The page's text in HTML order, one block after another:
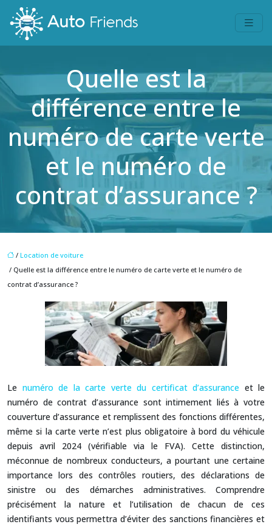
Quelle est la
différence entre le
numéro de carte verte
et le numéro de
contrat d’assurance ?
/ Location de voiture
/ Quelle est la différence entre le numéro de carte verte et le numéro de
contrat d’assurance ?
Le numéro de la carte verte du certificat d’assurance et le
numéro de contrat d’assurance sont intimement liés à votre
couverture d’assurance et remplissent des fonctions différentes,
même si la carte verte n’est plus obligatoire à bord du véhicule
depuis avril 2024 (vérifiable via le FVA). Cette distinction,
méconnue de nombreux conducteurs, a pourtant une certaine
importance lors des contrôles routiers, des déclarations de
sinistre ou des démarches administratives. Comprendre
précisément la nature et l’utilisation de chacun de ces
identifiants vous permettra d’éviter des sanctions financières et